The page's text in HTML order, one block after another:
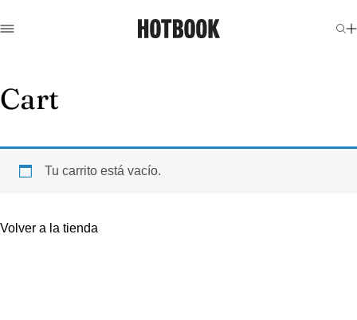
Cart
Tu carrito está vacío.
Volver a la tienda